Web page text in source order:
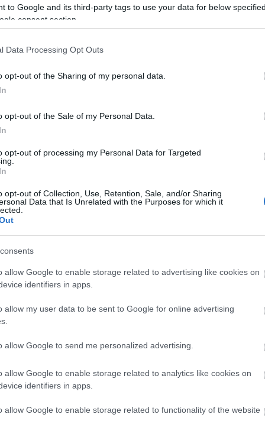
to Google and its third-party tags to use your data for below
consent section.
Data Processing Opt Outs
opt-out of the Sharing of my personal data.
opt-out of the Sale of my Personal Data.
opt-out of processing my Personal Data for Targeted
opt-out of Collection, Use, Retention, Sale, and/or Sharing
Data that Is Unrelated with the Purposes for which it
allow Google to enable storage related to advertising like cookies on
identifiers in apps.
allow my user data to be sent to Google for online advertising
allow Google to send me personalized advertising.
allow Google to enable storage related to analytics like cookies on
identifiers in apps.
allow Google to enable storage related to functionality of the website
a néző a rejtett részleteket a maga világából
a leírás. 1993-ban Magyarországon járt
színész – akinek híres szerepe volt Miskin.
beszélt, eközben többször idézett
formájában írjam meg a regény
írása?
hogy
és
fog
írtam
beül a